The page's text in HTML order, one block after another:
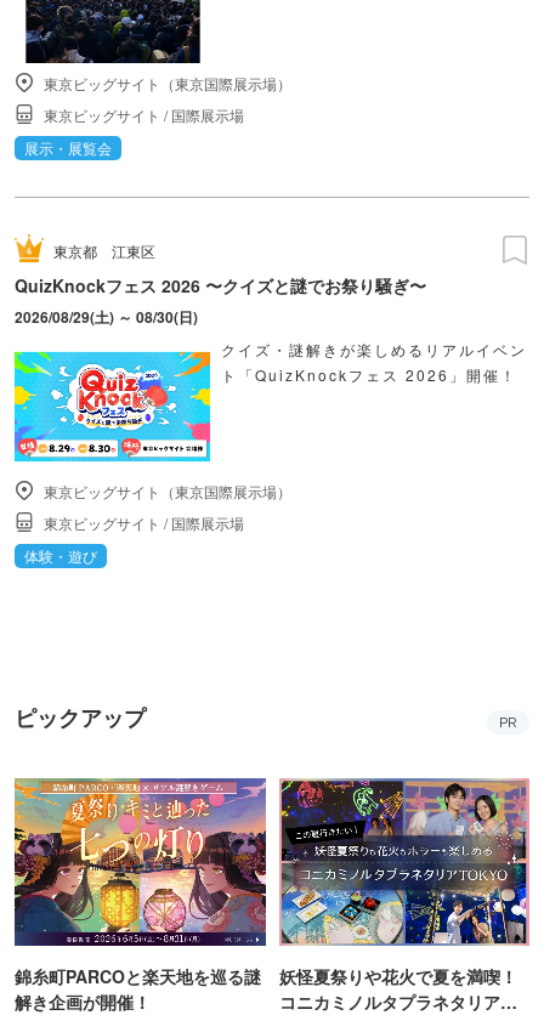
東京ビッグサイト（東京国際展示場）
東京ビッグサイト /国際展示場
展示・展覧会
東京都 江東区
QuizKnockフェス 2026 〜クイズと謎でお祭り騒ぎ〜
2026/08/29(土) ～ 08/30(日)
クイズ・謎解きが楽しめるリアルイベン
ト「QuizKnockフェス 2026」開催！
東京ビッグサイト（東京国際展示場）
東京ビッグサイト /国際展示場
体験・遊び
ピックアップ PR
錦糸町PARCOと楽天地を巡る謎
解き企画が開催！
妖怪夏祭りや花火で夏を満喫！
コニカミノルタプラネタリア